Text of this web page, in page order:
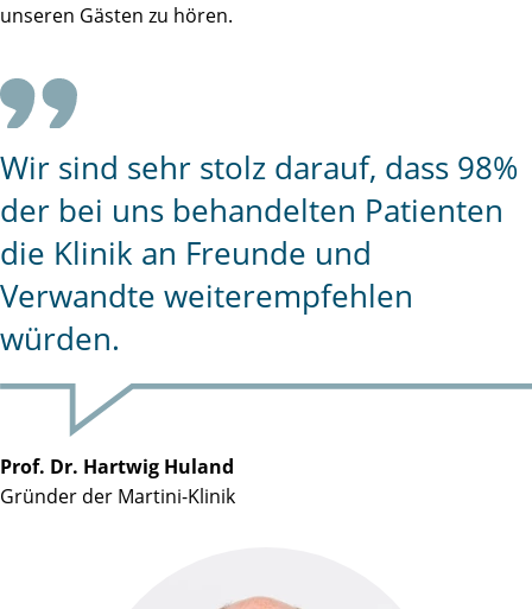
unseren Gästen zu hören.
Wir sind sehr stolz darauf, dass 98%
der bei uns behandelten Patienten
die Klinik an Freunde und
Verwandte weiterempfehlen
würden.
Prof. Dr. Hartwig Huland
Gründer der Martini-Klinik